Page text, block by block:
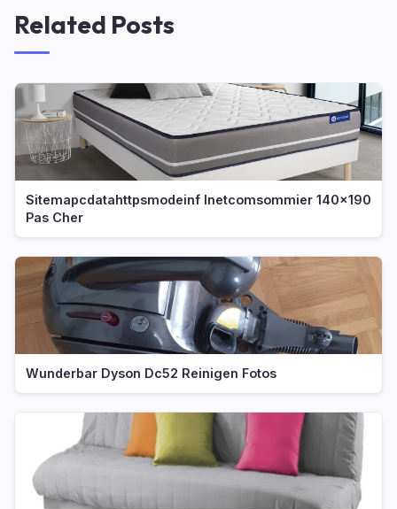
Related Posts
Sitemapcdatahttpsmodeinf Inetcomsommier 140x190
Pas Cher
Wunderbar Dyson Dc52 Reinigen Fotos